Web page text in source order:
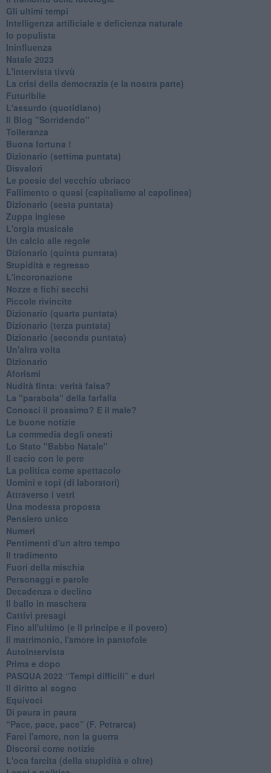
Gli ultimi tempi
Intelligenza artificiale e deficienza naturale
Io populista
Ininfluenza
Natale 2023
L'intervista tivvù
La crisi della democrazia (e la nostra parte)
Futuribile
L'assurdo (quotidiano)
Il Blog "Sorridendo"
Tolleranza
Buona fortuna !
​Dizionario (settima puntata)
Disvalori
Le poesie del vecchio ubriaco
Fallimento o quasi (capitalismo al capolinea)
Dizionario (sesta puntata)
Zuppa inglese
L'orgia musicale
Un calcio alle regole
Dizionario (quinta puntata)
Stupidità e regresso
L'incoronazione
Nozze e fichi secchi
Piccole rivincite
​Dizionario (quarta puntata)
​Dizionario (terza puntata)
​Dizionario (seconda puntata)
Un'altra volta
Dizionario
Aforismi
Nudità finta: verità falsa?
La "parabola" della farfalla
Conosci il prossimo? E il male?
Le buone notizie
La commedia degli onesti
Lo Stato "Babbo Natale"
Il cacio con le pere
La politica come spettacolo
Uomini e topi (di laboratori)
Attraverso i vetri
Una modesta proposta
Pensiero unico
Numeri
Pentimenti d'un altro tempo
Il tradimento
Fuori della mischia
Personaggi e parole
Decadenza e declino
Il ballo in maschera
Cattivi presagi
Fino all'ultimo (e Il principe e il povero)
Il matrimonio, l'amore in pantofole
Autointervista
Prima e dopo
​PASQUA 2022 “Tempi difficili” e duri
Il diritto al sogno
Equivoci
Di paura in paura
​“Pace, pace, pace” (F. Petrarca)
Farei l'amore, non la guerra
Discorsi come notizie
L'oca farcita (della stupidità e oltre)